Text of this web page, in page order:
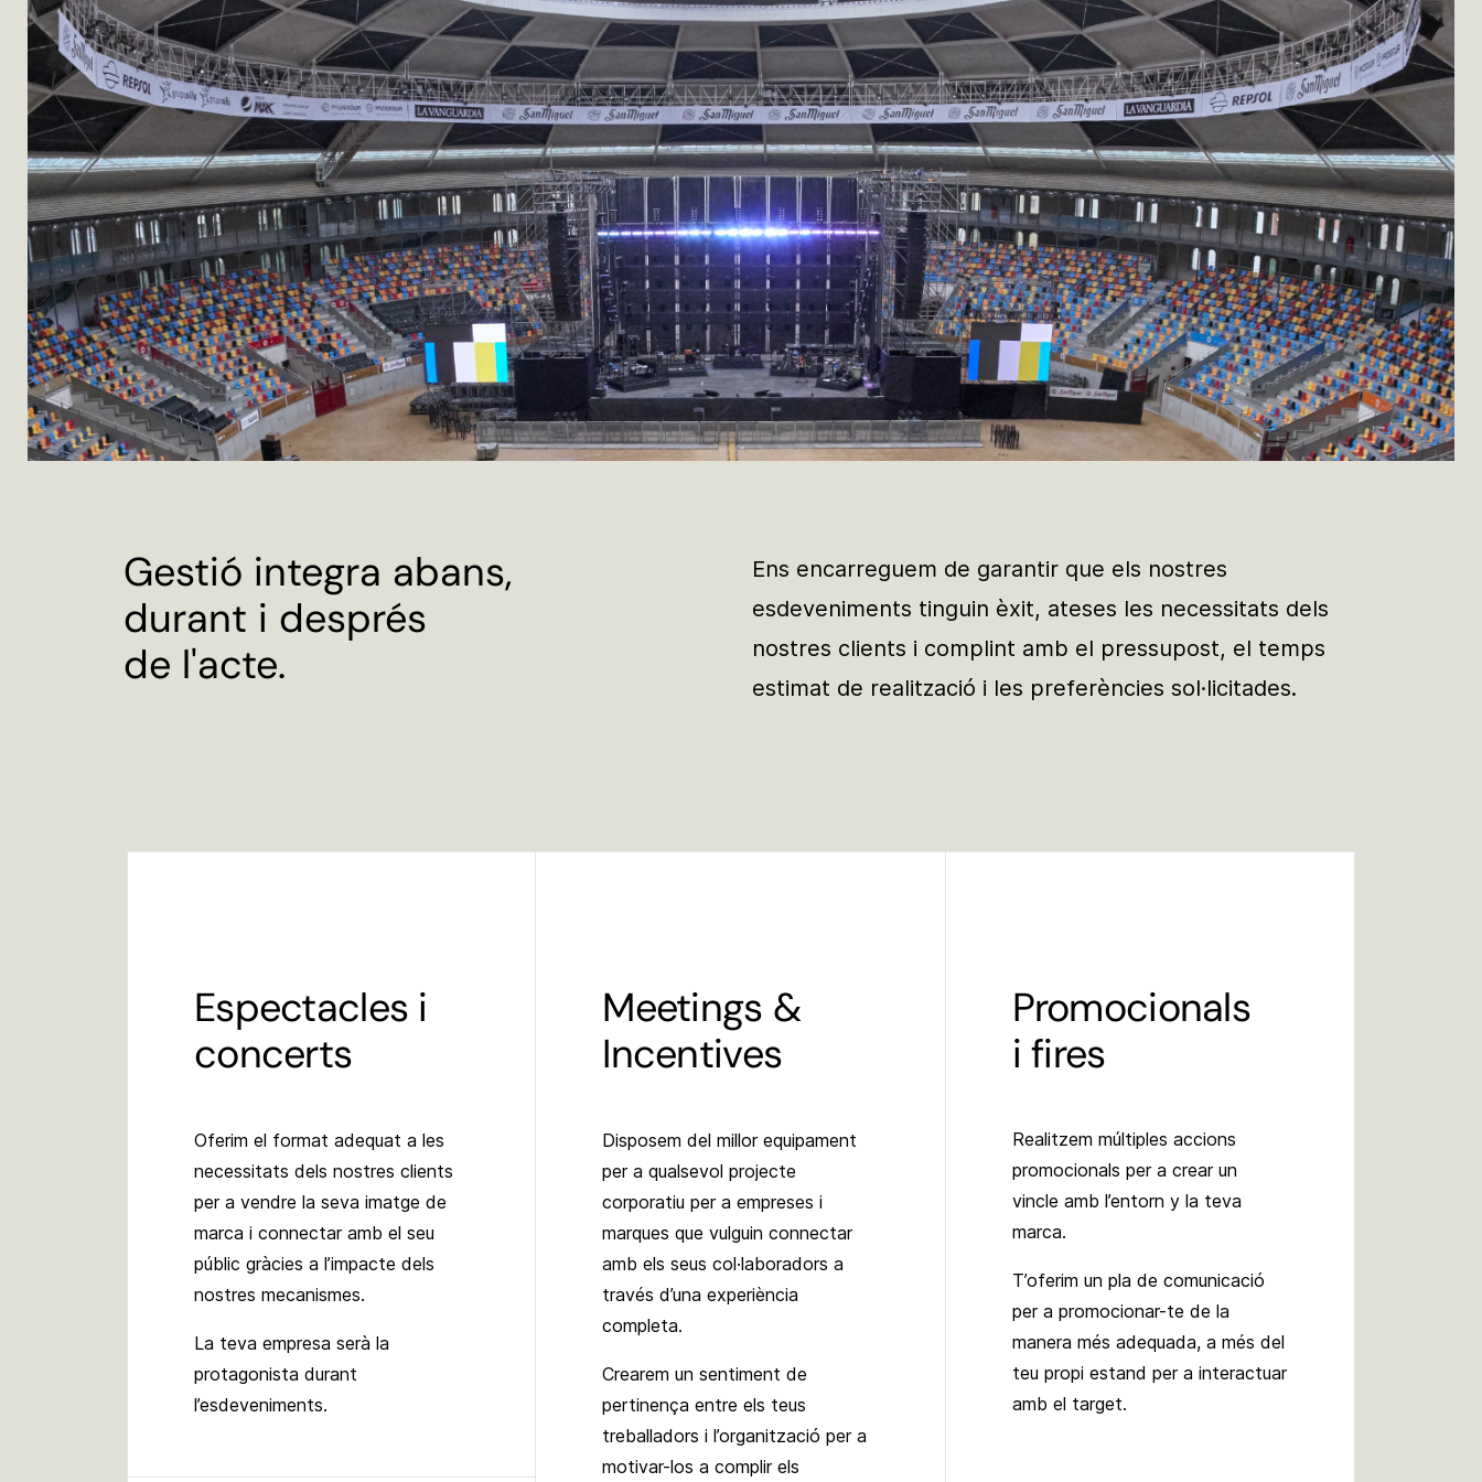
Gestió integra abans,
durant i després
de l'acte.
Ens encarreguem de garantir que els nostres
esdeveniments tinguin èxit, ateses les necessitats dels
nostres clients i complint amb el pressupost, el temps
estimat de realització i les preferències sol·licitades.
Espectacles i
concerts
Oferim el format adequat a les
necessitats dels nostres clients
per a vendre la seva imatge de
marca i connectar amb el seu
públic gràcies a l’impacte dels
nostres mecanismes.
La teva empresa serà la
protagonista durant
l’esdeveniments.
Meetings &
Incentives
Disposem del millor equipament
per a qualsevol projecte
corporatiu per a empreses i
marques que vulguin connectar
amb els seus col·laboradors a
través d’una experiència
completa.
Crearem un sentiment de
pertinença entre els teus
treballadors i l’organització per a
motivar-los a complir els
Promocionals
i fires
Realitzem múltiples accions
promocionals per a crear un
vincle amb l’entorn y la teva
marca.
T’oferim un pla de comunicació
per a promocionar-te de la
manera més adequada, a més del
teu propi estand per a interactuar
amb el target.